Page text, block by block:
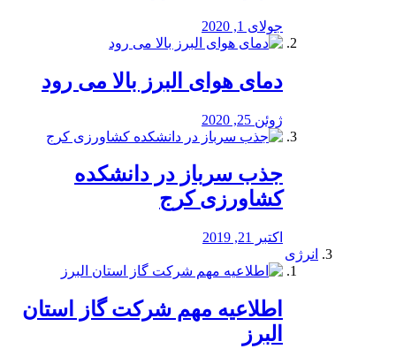
جولای 1, 2020
دمای هوای البرز بالا می رود
ژوئن 25, 2020
جذب سرباز در دانشکده
کشاورزی کرج
اکتبر 21, 2019
انرژی
️اطلاعیه مهم شرکت گاز استان
البرز